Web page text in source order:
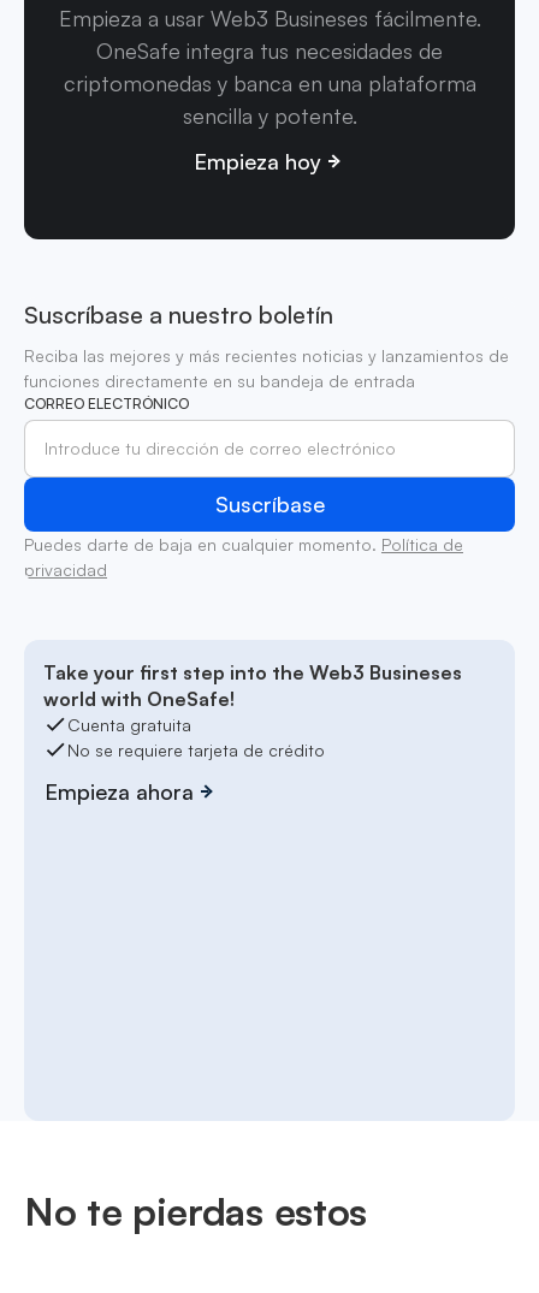
Empieza a usar Web3 Busineses fácilmente.
OneSafe integra tus necesidades de
criptomonedas y banca en una plataforma
sencilla y potente.
Empieza hoy
Suscríbase a nuestro boletín
Reciba las mejores y más recientes noticias y lanzamientos de
funciones directamente en su bandeja de entrada
CORREO ELECTRÓNICO
Puedes darte de baja en cualquier momento. Política de
privacidad
Take your first step into the Web3 Busineses
world with OneSafe!
Cuenta gratuita
No se requiere tarjeta de crédito
Empieza ahora
No te pierdas estos